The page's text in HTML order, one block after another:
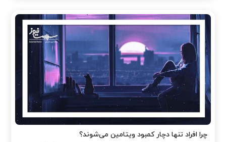
چرا افراد تنها دچار کمبود ویتامین می‌شوند؟